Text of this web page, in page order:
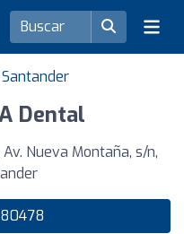
Dental
Nueva Montaña, s/n,